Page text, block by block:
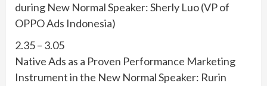
during New Normal Speaker: Sherly Luo (VP of
OPPO Ads Indonesia)
2.35 – 3.05
Native Ads as a Proven Performance Marketing
Instrument in the New Normal Speaker: Rurin